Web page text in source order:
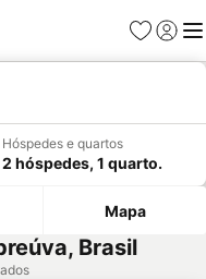
Favoritos
Iniciar
Hóspedes e quartos
2 hóspedes, 1 quarto.
Mapa
Brasil